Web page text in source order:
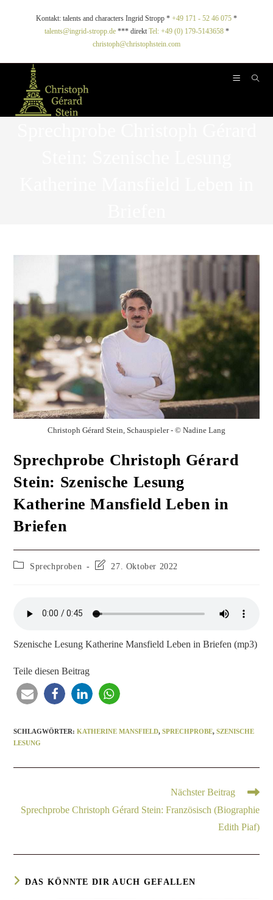
Kontakt: talents and characters Ingrid Stropp * +49 171 - 52 46 075 *
talents@ingrid-stropp.de*** direkt Tel: +49 (0) 179-5143658*
christoph@christophstein.com
Christoph Gérard Stein, Schauspieler - © Nadine Lang
Sprechprobe Christoph Gérard
Stein: Szenische Lesung
Katherine Mansfield Leben in
Briefen
Sprechproben 27. Oktober 2022
Szenische Lesung Katherine Mansfield Leben in Briefen (mp3)
Teile diesen Beitrag
SCHLAGWÖRTER:KATHERINE MANSFIELD, SPRECHPROBE, SZENISCHE
LESUNG
Nächster Beitrag
Sprechprobe Christoph Gérard Stein: Französisch (Biographie
Edith Piaf)
DAS KÖNNTE DIR AUCH GEFALLEN